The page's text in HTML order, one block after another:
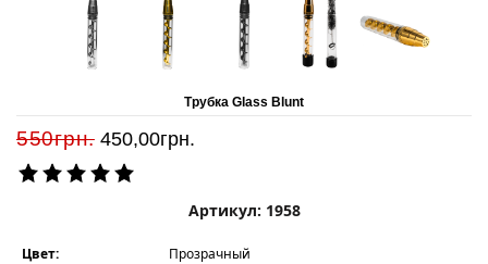
Трубка Glass Blunt
550грн. 450,00грн.
Артикул: 1958
Цвет:
Прозрачный